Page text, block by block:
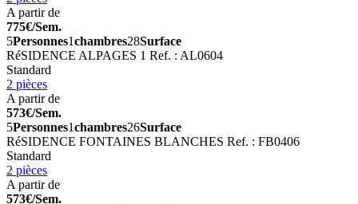
A partir de
775€/Sem.
5Personnes1chambres28Surface
RéSIDENCE ALPAGES 1 Ref. : AL0604
Standard
2 pièces
A partir de
573€/Sem.
5Personnes1chambres26Surface
RéSIDENCE FONTAINES BLANCHES Ref. : FB0406
Standard
2 pièces
A partir de
573€/Sem.